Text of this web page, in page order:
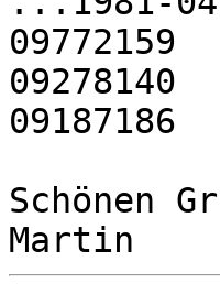
09772159
09278140
09187186
Schönen